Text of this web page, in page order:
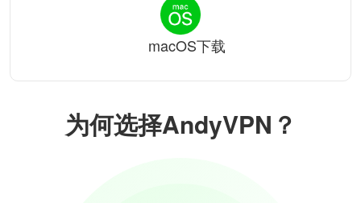
为何选择AndyVPN？
macOS下载